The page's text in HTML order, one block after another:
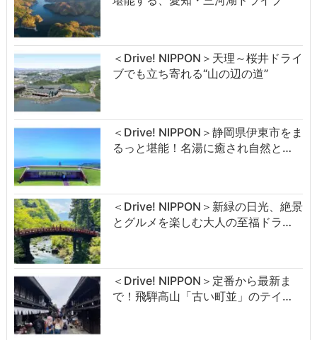
＜Drive! NIPPON＞天理～桜井ドライ
ブでも立ち寄れる“山の辺の道”
＜Drive! NIPPON＞静岡県伊東市をま
るっと堪能！名湯に癒され自然と…
＜Drive! NIPPON＞新緑の日光、絶景
とグルメを楽しむ大人の至福ドラ…
＜Drive! NIPPON＞定番から最新ま
で！飛騨高山「古い町並」のテイ…